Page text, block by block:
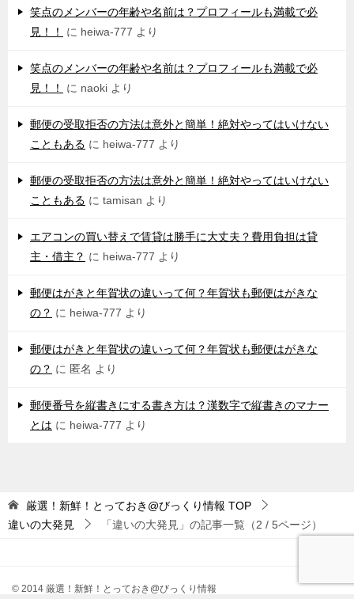
笑点のメンバーの年齢や名前は？プロフィールも満載で必
見！！
に heiwa-777 より
笑点のメンバーの年齢や名前は？プロフィールも満載で必
見！！
に naoki より
郵便の受取拒否の方法は意外と簡単！絶対やってはいけない
こともある に heiwa-777 より
郵便の受取拒否の方法は意外と簡単！絶対やってはいけない
こともある に tamisan より
エアコンの買い替えで賃貸は勝手に大丈夫？費用負担は貸
主・借主？ に heiwa-777 より
郵便はがきと年賀状の違いって何？年賀状も郵便はがきな
の？ に heiwa-777 より
郵便はがきと年賀状の違いって何？年賀状も郵便はがきな
の？ に 匿名 より
郵便番号を縦書きにする書き方は？漢数字で縦書きのマナー
とは に heiwa-777 より
厳選！新鮮！とっておき@びっくり情報 TOP
違いの大発見
「違いの大発見」の記事一覧（2 / 5ページ）
© 2014 厳選！新鮮！とっておき@びっくり情報